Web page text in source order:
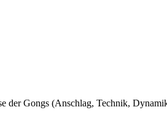
der Gongs (Anschlag, Technik,